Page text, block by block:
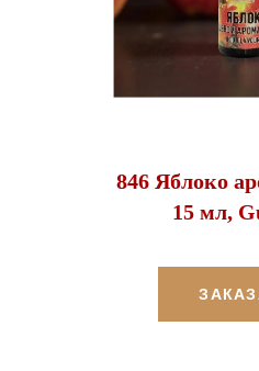
846 Яблоко
15 мл,